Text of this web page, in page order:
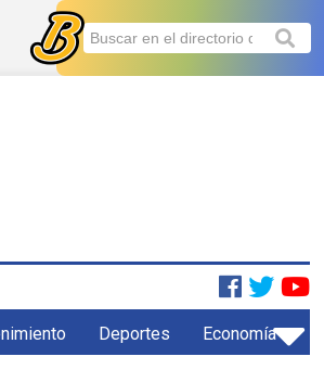
Deportes Economía